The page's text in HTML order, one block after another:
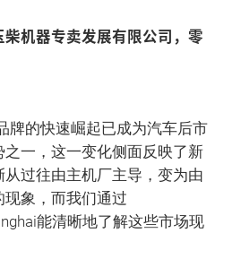
机器专卖发展有限公司，零
牌的快速崛起已成为汽车后市
一，这一变化侧面反映了新
过往由主机厂主导，变为由
象，而我们通过
能清晰地了解这些市场现